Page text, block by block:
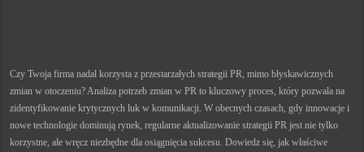
Czy Twoja firma nadal korzysta z przestarzałych strategii PR, mimo błyskawicznych
zmian w otoczeniu? Analiza potrzeb zmian w PR to kluczowy proces, który pozwala na
zidentyfikowanie krytycznych luk w komunikacji. W obecnych czasach, gdy innowacje i
nowe technologie dominują rynek, regularne aktualizowanie strategii PR jest nie tylko
korzystne, ale wręcz niezbędne dla osiągnięcia sukcesu. Dowiedz się, jak właściwe